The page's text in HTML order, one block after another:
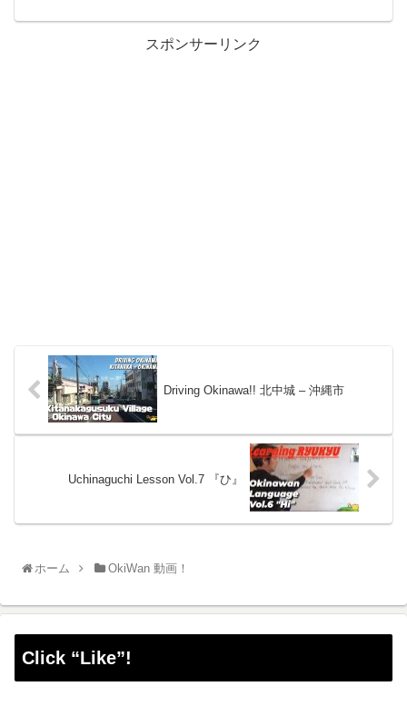
スポンサーリンク
Driving Okinawa!! 北中城 – 沖縄市
Uchinaguchi Lesson Vol.7 『ひ』
ホーム OkiWan 動画！
Click “Like”!